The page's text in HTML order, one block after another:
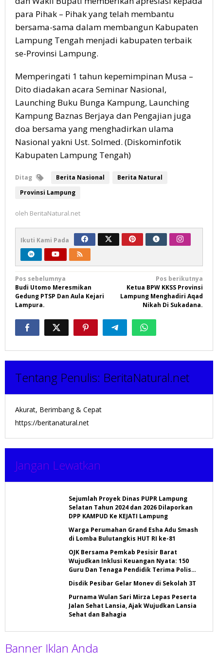
para Pihak – Pihak yang telah membantu
bersama-sama dalam membangun Kabupaten
Lampung Tengah menjadi kabupaten terbaik
se-Provinsi Lampung.
Memperingati 1 tahun kepemimpinan Musa –
Dito diadakan acara Seminar Nasional,
Launching Buku Bunga Kampung, Launching
Kampung Baznas Berjaya dan Pengajian juga
doa bersama yang menghadirkan ulama
Nasional yakni Ust. Solmed. (Diskominfotik
Kabupaten Lampung Tengah)
Ditag Berita Nasional
Berita Natural
Provinsi Lampung
oleh BeritaNatural.net
Ikuti Kami Pada
Navigasi
pos
Pos sebelumnya
Budi Utomo Meresmikan
Gedung PTSP Dan Aula Kejari
Lampura.
Pos berikutnya
Ketua BPW KKSS Provinsi
Lampung Menghadiri Aqad
Nikah Di Sukadana.
Tentang Penulis: BeritaNatural.net
Akurat, Berimbang & Cepat
https://beritanatural.net
Jangan Lewatkan
Sejumlah Proyek Dinas PUPR Lampung
Selatan Tahun 2024 dan 2026 Dilaporkan
DPP KAMPUD Ke KEJATI Lampung
Warga Perumahan Grand Esha Adu Smash
di Lomba Bulutangkis HUT RI ke-81
OJK Bersama Pemkab Pesisir Barat
Wujudkan Inklusi Keuangan Nyata: 150
Guru Dan Tenaga Pendidik Terima Polis
Disdik Pesibar Gelar Monev di Sekolah 3T
Purnama Wulan Sari Mirza Lepas Peserta
Jalan Sehat Lansia, Ajak Wujudkan Lansia
Sehat dan Bahagia
Banner Iklan Anda